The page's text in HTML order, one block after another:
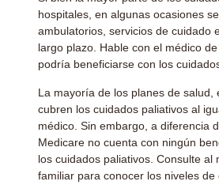
hospitales, en algunas ocasiones
ambulatorios, servicios de cuidado
largo plazo. Hable con el médico
podría beneficiarse con los
La mayoría de los planes de salud,
cubren los cuidados paliativos al
médico. Sin embargo, a diferencia
Medicare no cuenta con ningún
los cuidados paliativos. Consulte
familiar para conocer los niveles